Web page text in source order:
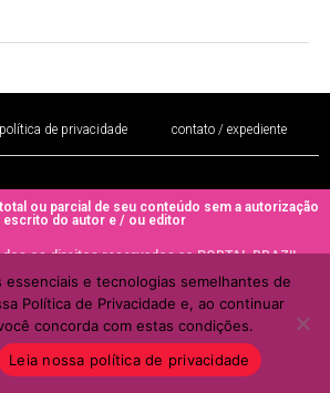
política de privacidade contato / expediente
ou parcial de seu conteúdo sem a autorização
escrito do autor e / ou editor
os direitos reservados ao PORTAL BRAZIL
essenciais e tecnologias semelhantes de
Política de Privacidade e, ao continuar
concorda com estas condições.
Leia nossa política de privacidade